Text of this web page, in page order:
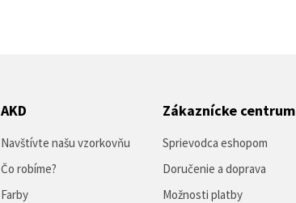
AKD
Navštívte našu vzorkovňu
Čo robíme?
Farby
Zákaznícke centrum
Sprievodca eshopom
Doručenie a doprava
Možnosti platby